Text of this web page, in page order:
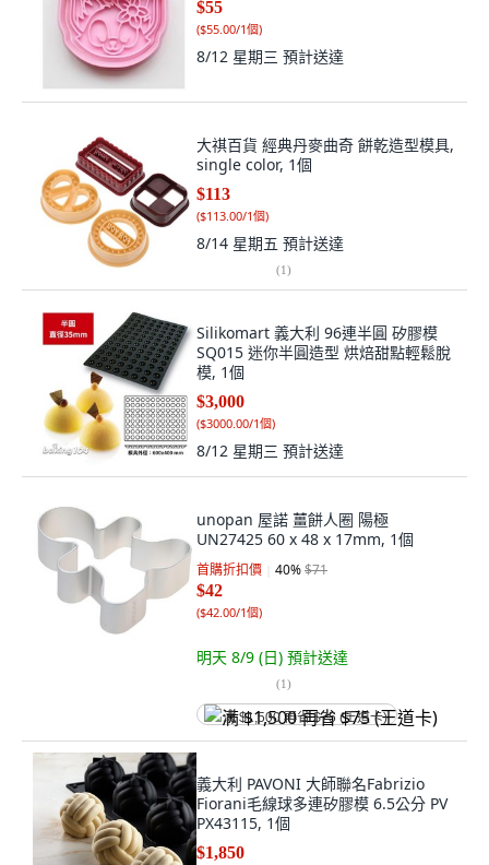
$55
($55.00/1個)
8/12 星期三 預計送達
大祺百貨 經典丹麥曲奇 餅乾造型模具,
single color, 1個
$113
($113.00/1個)
8/14 星期五 預計送達
(1)
Silikomart 義大利 96連半圓 矽膠模
SQ015 迷你半圓造型 烘焙甜點輕鬆脫
模, 1個
$3,000
($3000.00/1個)
8/12 星期三 預計送達
unopan 屋諾 薑餅人圈 陽極
UN27425 60 x 48 x 17mm, 1個
首購折扣價 40%$71
$42
($42.00/1個)
明天 8/9 (日) 預計送達
(1)
满 $1,500 再省 $75 (王道卡)
義大利 PAVONI 大師聯名Fabrizio
Fiorani毛線球多連矽膠模 6.5公分 PV
PX43115, 1個
$1,850